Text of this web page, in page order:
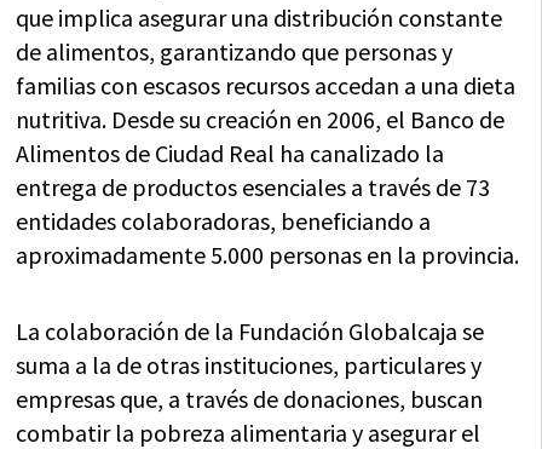
que implica asegurar una distribución constante
de alimentos, garantizando que personas y
familias con escasos recursos accedan a una dieta
nutritiva. Desde su creación en 2006, el Banco de
Alimentos de Ciudad Real ha canalizado la
entrega de productos esenciales a través de 73
entidades colaboradoras, beneficiando a
aproximadamente 5.000 personas en la provincia.
La colaboración de la Fundación Globalcaja se
suma a la de otras instituciones, particulares y
empresas que, a través de donaciones, buscan
combatir la pobreza alimentaria y asegurar el